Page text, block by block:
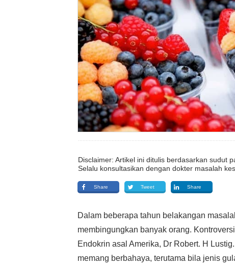
Disclaimer: Artikel ini ditulis berdasarkan sudut
Selalu konsultasikan dengan dokter masalah
Share Tweet Share
Dalam beberapa tahun belakangan
membingungkan banyak orang.
Endokrin asal Amerika, Dr Robert. H
memang berbahaya, terutama bila jenis